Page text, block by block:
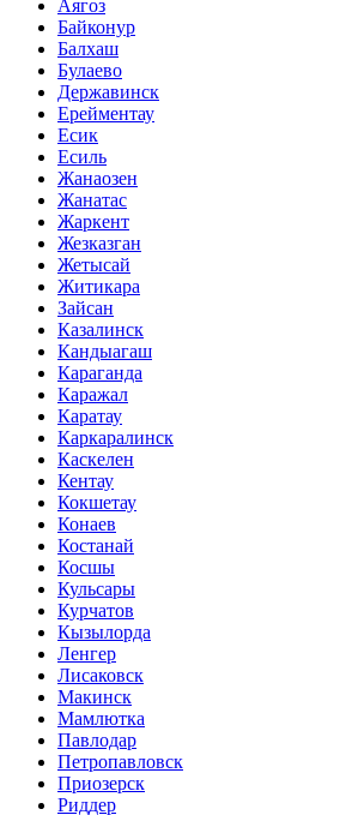
Аягоз
Байконур
Балхаш
Булаево
Державинск
Ерейментау
Есик
Есиль
Жанаозен
Жанатас
Жаркент
Жезказган
Жетысай
Житикара
Зайсан
Казалинск
Кандыагаш
Караганда
Каражал
Каратау
Каркаралинск
Каскелен
Кентау
Кокшетау
Конаев
Костанай
Косшы
Кульсары
Курчатов
Кызылорда
Ленгер
Лисаковск
Макинск
Мамлютка
Павлодар
Петропавловск
Приозерск
Риддер